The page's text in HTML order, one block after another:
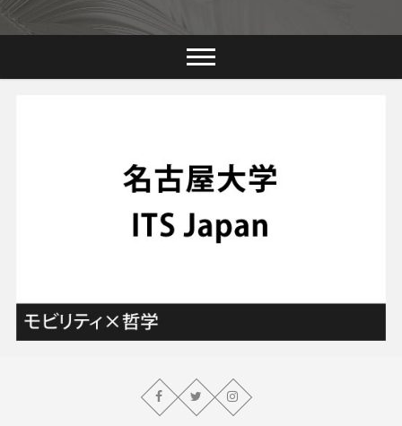
クロス・フィロソ
フィーズ株式会社
日本初、哲学コンサルティング企業